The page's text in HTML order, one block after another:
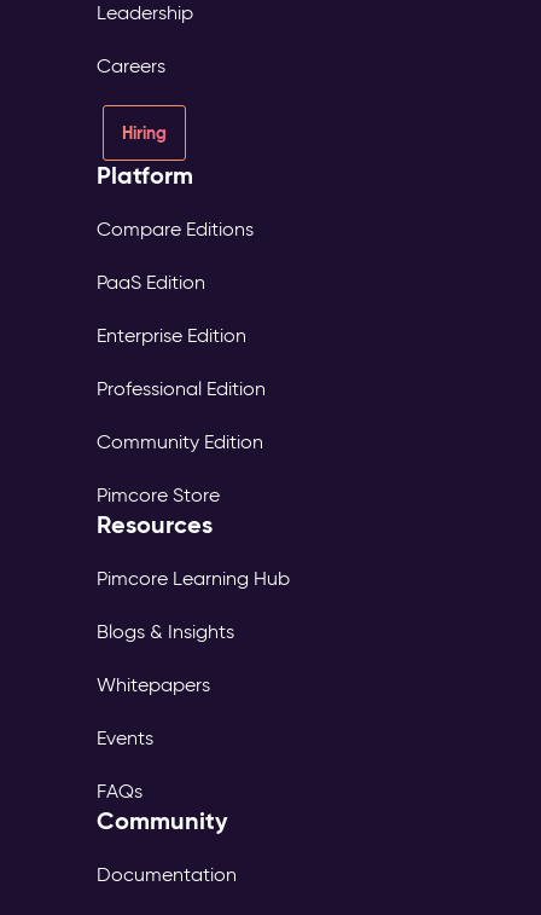
Leadership
Careers
Hiring
Platform
Compare Editions
PaaS Edition
Enterprise Edition
Professional Edition
Community Edition
Pimcore Store
Resources
Pimcore Learning Hub
Blogs & Insights
Whitepapers
Events
FAQs
Community
Documentation